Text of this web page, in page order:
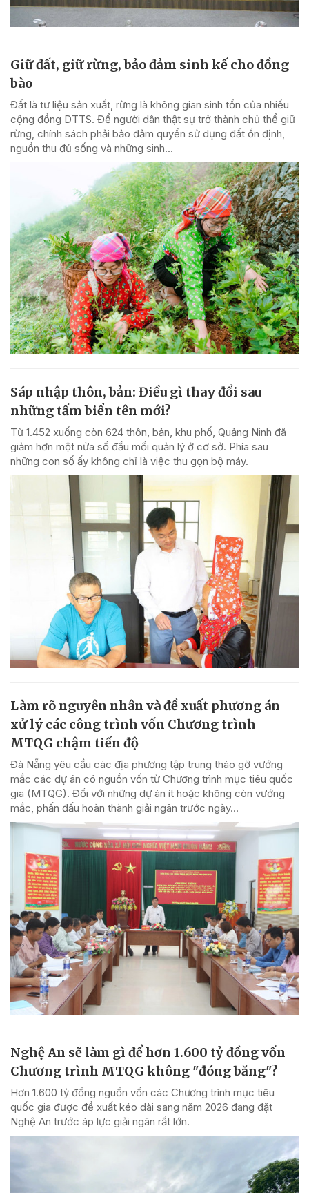
Giữ đất, giữ rừng, bảo đảm sinh kế cho đồng
bào
Đất là tư liệu sản xuất, rừng là không gian sinh tồn của nhiều
cộng đồng DTTS. Để người dân thật sự trở thành chủ thể giữ
rừng, chính sách phải bảo đảm quyền sử dụng đất ổn định,
nguồn thu đủ sống và những sinh...
Sáp nhập thôn, bản: Điều gì thay đổi sau
những tấm biển tên mới?
Từ 1.452 xuống còn 624 thôn, bản, khu phố, Quảng Ninh đã
giảm hơn một nửa số đầu mối quản lý ở cơ sở. Phía sau
những con số ấy không chỉ là việc thu gọn bộ máy.
Làm rõ nguyên nhân và đề xuất phương án
xử lý các công trình vốn Chương trình
MTQG chậm tiến độ
Đà Nẵng yêu cầu các địa phương tập trung tháo gỡ vướng
mắc các dự án có nguồn vốn từ Chương trình mục tiêu quốc
gia (MTQG). Đối với những dự án ít hoặc không còn vướng
mắc, phấn đấu hoàn thành giải ngân trước ngày...
Nghệ An sẽ làm gì để hơn 1.600 tỷ đồng vốn
Chương trình MTQG không "đóng băng"?
Hơn 1.600 tỷ đồng nguồn vốn các Chương trình mục tiêu
quốc gia được đề xuất kéo dài sang năm 2026 đang đặt
Nghệ An trước áp lực giải ngân rất lớn.